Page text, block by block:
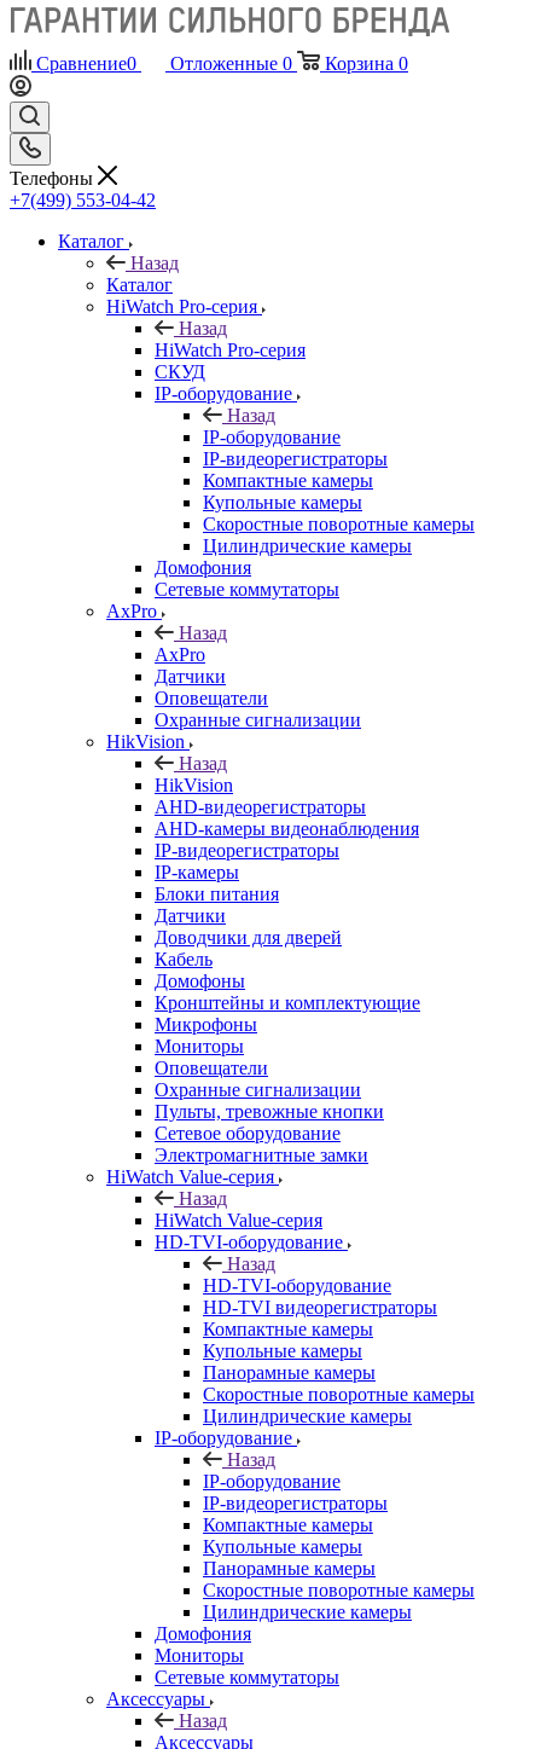
Сравнение0 Отложенные 0 Корзина 0
Телефоны
+7(499) 553-04-42
Каталог
Назад
Каталог
HiWatch Pro-серия
Назад
HiWatch Pro-серия
CКУД
IP-оборудование
Назад
IP-оборудование
IP-видеорегистраторы
Компактные камеры
Купольные камеры
Скоростные поворотные камеры
Цилиндрические камеры
Домофония
Сетевые коммутаторы
AxPro
Назад
AxPro
Датчики
Оповещатели
Охранные сигнализации
HikVision
Назад
HikVision
AHD-видеорегистраторы
AHD-камеры видеонаблюдения
IP-видеорегистраторы
IP-камеры
Блоки питания
Датчики
Доводчики для дверей
Кабель
Домофоны
Кронштейны и комплектующие
Микрофоны
Мониторы
Оповещатели
Охранные сигнализации
Пульты, тревожные кнопки
Сетевое оборудование
Электромагнитные замки
HiWatch Value-серия
Назад
HiWatch Value-серия
HD-TVI-оборудование
Назад
HD-TVI-оборудование
HD-TVI видеорегистраторы
Компактные камеры
Купольные камеры
Панорамные камеры
Скоростные поворотные камеры
Цилиндрические камеры
IP-оборудование
Назад
IP-оборудование
IP-видеорегистраторы
Компактные камеры
Купольные камеры
Панорамные камеры
Скоростные поворотные камеры
Цилиндрические камеры
Домофония
Мониторы
Сетевые коммутаторы
Аксессуары
Назад
Аксессуары